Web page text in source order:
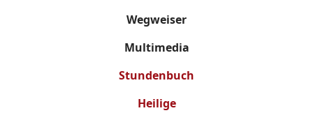
Wegweiser
Multimedia
Stundenbuch
Heilige